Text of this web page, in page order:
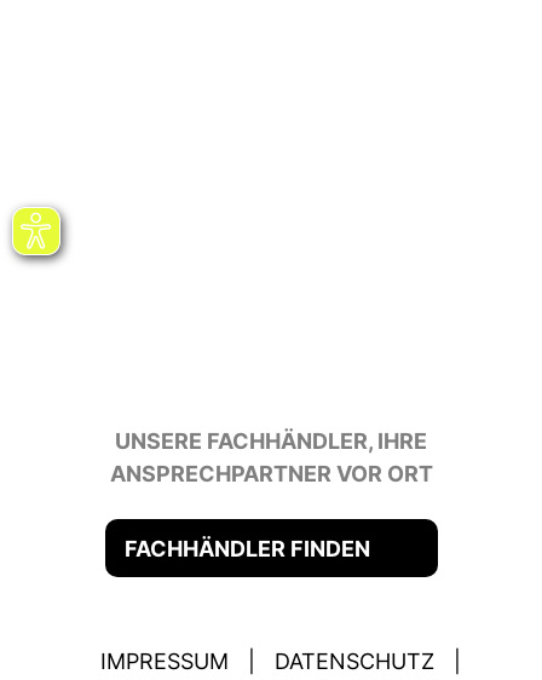
UNSERE FACHHÄNDLER, IHRE
ANSPRECHPARTNER VOR ORT
FACHHÄNDLER FINDEN
IMPRESSUM DATENSCHUTZ